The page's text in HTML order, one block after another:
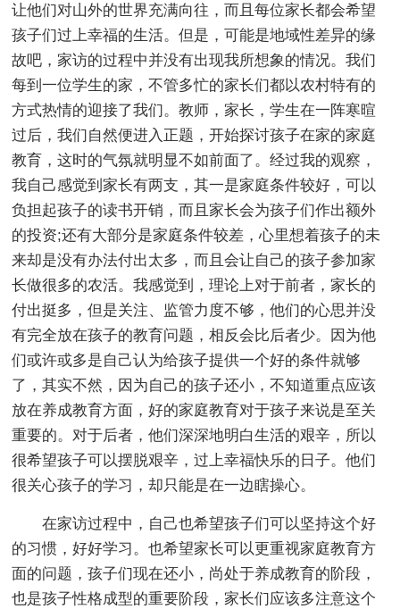
让他们对山外的世界充满向往，而且每位家长都会希望
孩子们过上幸福的生活。但是，可能是地域性差异的缘
故吧，家访的过程中并没有出现我所想象的情况。我们
每到一位学生的家，不管多忙的家长们都以农村特有的
方式热情的迎接了我们。教师，家长，学生在一阵寒暄
过后，我们自然便进入正题，开始探讨孩子在家的家庭
教育，这时的气氛就明显不如前面了。经过我的观察，
我自己感觉到家长有两支，其一是家庭条件较好，可以
负担起孩子的读书开销，而且家长会为孩子们作出额外
的投资;还有大部分是家庭条件较差，心里想着孩子的未
来却是没有办法付出太多，而且会让自己的孩子参加家
长做很多的农活。我感觉到，理论上对于前者，家长的
付出挺多，但是关注、监管力度不够，他们的心思并没
有完全放在孩子的教育问题，相反会比后者少。因为他
们或许或多是自己认为给孩子提供一个好的条件就够
了，其实不然，因为自己的孩子还小，不知道重点应该
放在养成教育方面，好的家庭教育对于孩子来说是至关
重要的。对于后者，他们深深地明白生活的艰辛，所以
很希望孩子可以摆脱艰辛，过上幸福快乐的日子。他们
很关心孩子的学习，却只能是在一边瞎操心。
在家访过程中，自己也希望孩子们可以坚持这个好
的习惯，好好学习。也希望家长可以更重视家庭教育方
面的问题，孩子们现在还小，尚处于养成教育的阶段，
也是孩子性格成型的重要阶段，家长们应该多注意这个